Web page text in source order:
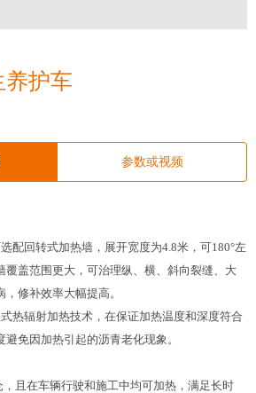
养护车
参数或视频
配回转式加热墙，展开宽度为4.8米，可180°左
覆盖范围更大，可治理纵、横、斜向裂缝、大
修补效率大幅提高。
热辐射加热技术，在保证加热温度和深度符合
免因加热引起的沥青老化现象。
，且在车辆行驶和施工中均可加热，满足长时